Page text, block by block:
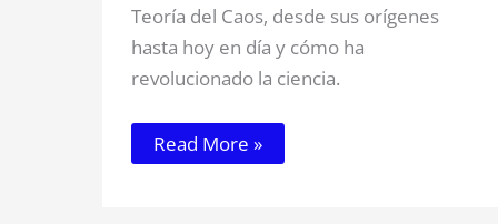
Teoría del Caos, desde sus orígenes
hasta hoy en día y cómo ha
revolucionado la ciencia.
Read More »